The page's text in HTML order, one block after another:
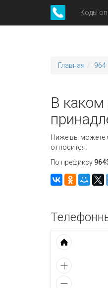
Коды
Главная 964
В каком
Ниже вы можете
относится.
По префиксу